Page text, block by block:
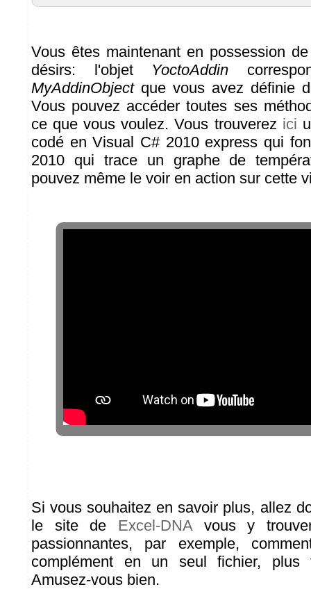
Vous êtes maintenant en possession
désirs: l'objet YoctoAddin
MyAddinObjectque vous avez définie
Vous pouvez accéder toutes ses
ce que vous voulez. Vous trouverez ici
codé en Visual C# 2010 express qui
2010 qui trace un graphe de
pouvez même le voir en action sur cette
Si vous souhaitez en savoir plus, allez
le site de Excel-DNAvous y
passionnantes, par exemple,
complément en un seul fichier, plus
Amusez-vous bien.